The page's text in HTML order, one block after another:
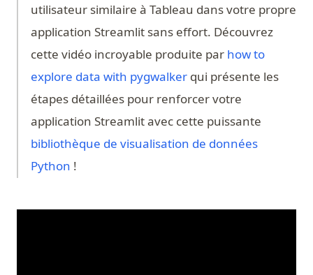
utilisateur similaire à Tableau dans votre propre
application Streamlit sans effort. Découvrez
cette vidéo incroyable produite par how to
explore data with pygwalker(opens in a new tab)
qui présente les
étapes détaillées pour renforcer votre
application Streamlit avec cette puissante
bibliothèque de visualisation de données
Python !